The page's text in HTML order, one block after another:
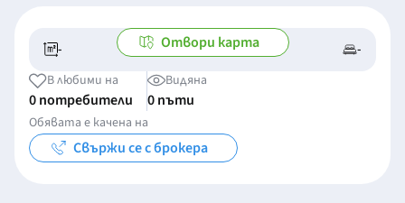
- -/- -
Отвори карта
В любими на
0 потребители
Видяна
0 пъти
Обявата е качена на
Свържи се с брокера